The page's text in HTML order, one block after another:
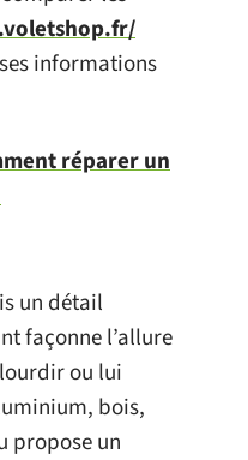
informations
réparer un
un détail
façonne l’allure
ou lui
bois,
propose un